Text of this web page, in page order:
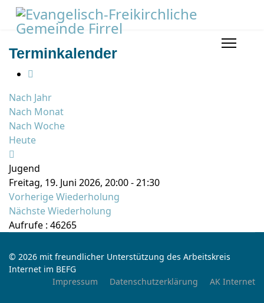
Terminkalender
Nach Jahr
Nach Monat
Nach Woche
Heute
Jugend
Freitag, 19. Juni 2026, 20:00 - 21:30
Vorherige Wiederholung
Nächste Wiederholung
Aufrufe : 46265
© 2026 mit freundlicher Unterstützung des Arbeitskreis
Internet im BEFG
Impressum
Datenschutzerklärung AK Internet